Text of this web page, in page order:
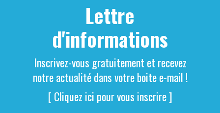
Lettre
d'informations
Inscrivez-vous gratuitement et recevez
notre actualité dans votre boite e-mail !
[ Cliquez ici pour vous inscrire ]